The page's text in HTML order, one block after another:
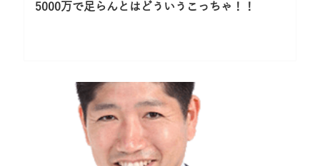
5000万で足らんとはどういうこっちゃ！！